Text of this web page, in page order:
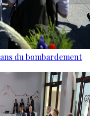
du bombardement